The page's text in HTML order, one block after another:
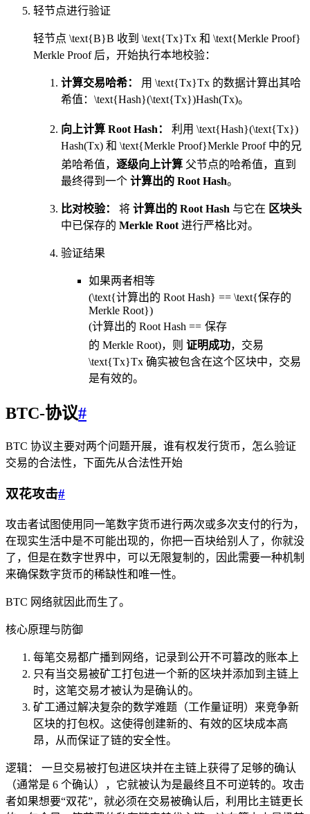
轻节点进行验证
轻节点 \text{B}B 收到 \text{Tx}Tx 和 \text{Merkle Proof}
Merkle Proof后，开始执行本地校验：
计算交易哈希： 用 \text{Tx}Tx 的数据计算出其哈
希值： \text{Hash}(\text{Tx})Hash(Tx)。
向上计算 Root Hash： 利用 \text{Hash}(\text{Tx})
Hash(Tx) 和 \text{Merkle Proof}Merkle Proof中的兄
弟哈希值， 逐级向上计算 父节点的哈希值，直到
最终得到一个 计算出的 Root Hash。
比对校验： 将 计算出的 Root Hash 与它在 区块头
中已保存的 Merkle Root 进行严格比对。
验证结果
如果两者相等
(\text{计算出的 Root Hash} == \text{保存的
Merkle Root})
(计算出的 Root Hash == 保存
的 Merkle Root)，则 证明成功，交易
\text{Tx}Tx 确实被包含在这个区块中，交易
是有效的。
BTC-协议#
BTC 协议主要对两个问题开展，谁有权发行货币，怎么验证
交易的合法性，下面先从合法性开始
双花攻击#
攻击者试图使用同一笔数字货币进行两次或多次支付的行为，
在现实生活中是不可能出现的，你把一百块给别人了，你就没
了，但是在数字世界中，可以无限复制的，因此需要一种机制
来确保数字货币的稀缺性和唯一性。
BTC 网络就因此而生了。
核心原理与防御
每笔交易都广播到网络，记录到公开不可篡改的账本上
只有当交易被矿工打包进一个新的区块并添加到主链上
时，这笔交易才被认为是确认的。
矿工通过解决复杂的数学难题（工作量证明）来竞争新
区块的打包权。这使得创建新的、有效的区块成本高
昂，从而保证了链的安全性。
逻辑： 一旦交易被打包进区块并在主链上获得了足够的确认
（通常是 6 个确认），它就被认为是最终且不可逆转的。攻击
者如果想要“双花”，就必须在交易被确认后，利用比主链更长